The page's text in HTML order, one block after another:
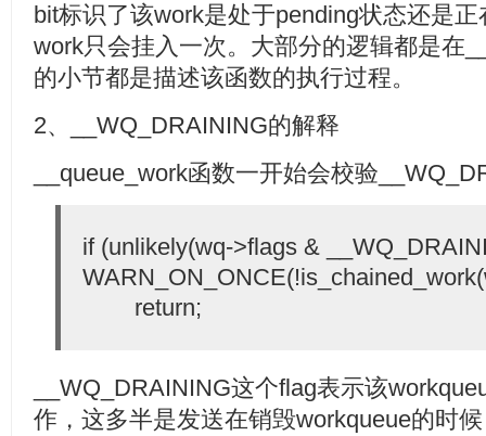
bit标识了该work是处于pending状态还是
work只会挂入一次。大部分的逻辑都是在
的小节都是描述该函数的执行过程。
2、__WQ_DRAINING的解释
__queue_work函数一开始会校验
if (unlikely(wq->flags &
return;
__WQ_DRAINING这个flag表示该
作，这多半是发送在销毁workqueue的时